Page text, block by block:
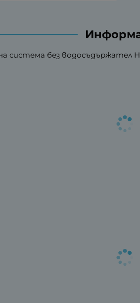
система без водосъдържател